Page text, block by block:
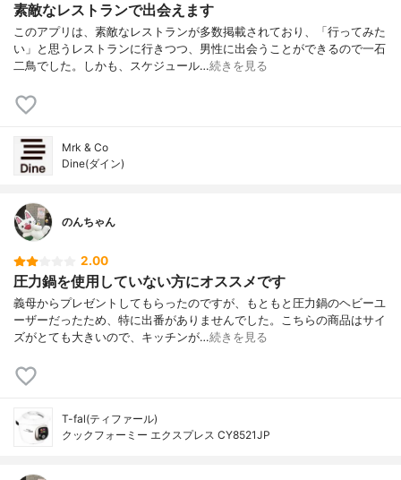
素敵なレストランで出会えます
このアプリは、素敵なレストランが多数掲載されており、「行ってみた
い」と思うレストランに行きつつ、男性に出会うことができるので一石
二鳥でした。しかも、スケジュール…続きを見る
Mrk & Co
Dine(ダイン)
のんちゃん
2.00
圧力鍋を使用していない方にオススメです
義母からプレゼントしてもらったのですが、もともと圧力鍋のヘビーユ
ーザーだったため、特に出番がありませんでした。こちらの商品はサイ
ズがとても大きいので、キッチンが…続きを見る
T-fal(ティファール)
クックフォーミー エクスプレス CY8521JP